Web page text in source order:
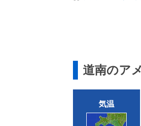
道南のア
気温